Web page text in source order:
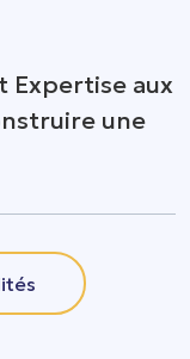
Expertise aux
une